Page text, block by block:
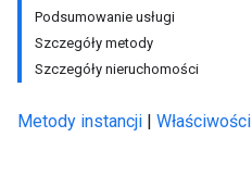
Podsumowanie usługi
Szczegóły metody
Szczegóły nieruchomości
Metody instancji | Właściwości